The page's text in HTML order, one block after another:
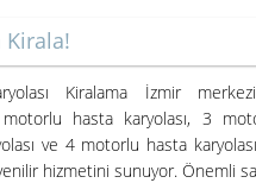
Muğla
Kiralama
Kirala!
Kiralama İzmir
hasta karyolası, 3
ve 4 motorlu hasta
hizmetini sunuyor. Önemli